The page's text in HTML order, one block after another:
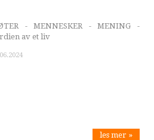
- MENNESKER - MENING -
av et liv
les mer »